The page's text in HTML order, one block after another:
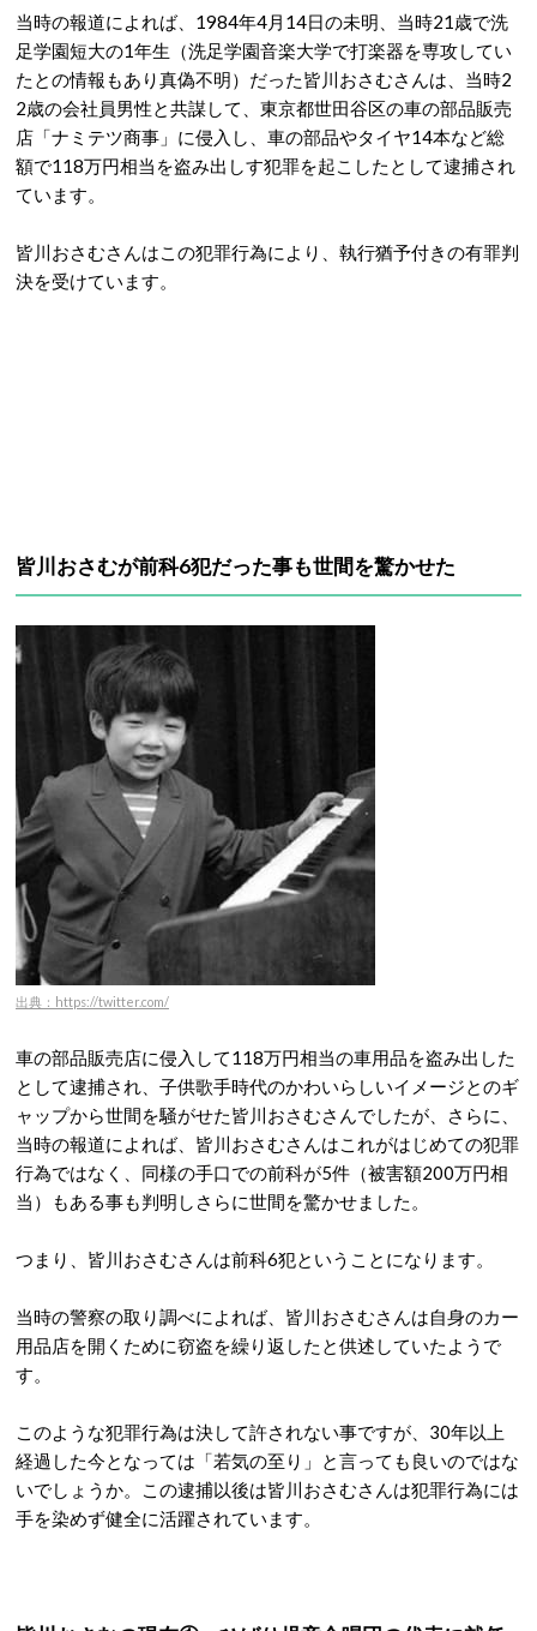
当時の報道によれば、1984年4月14日の未明、当時21歳で洗
足学園短大の1年生（洗足学園音楽大学で打楽器を専攻してい
たとの情報もあり真偽不明）だった皆川おさむさんは、当時2
2歳の会社員男性と共謀して、東京都世田谷区の車の部品販売
店「ナミテツ商事」に侵入し、車の部品やタイヤ14本など総
額で118万円相当を盗み出しす犯罪を起こしたとして逮捕され
ています。
皆川おさむさんはこの犯罪行為により、執行猶予付きの有罪判
決を受けています。
皆川おさむが前科6犯だった事も世間を驚かせた
出典：https://twitter.com/
車の部品販売店に侵入して118万円相当の車用品を盗み出した
として逮捕され、子供歌手時代のかわいらしいイメージとのギ
ャップから世間を騒がせた皆川おさむさんでしたが、さらに、
当時の報道によれば、皆川おさむさんはこれがはじめての犯罪
行為ではなく、同様の手口での前科が5件（被害額200万円相
当）もある事も判明しさらに世間を驚かせました。
つまり、皆川おさむさんは前科6犯ということになります。
当時の警察の取り調べによれば、皆川おさむさんは自身のカー
用品店を開くために窃盗を繰り返したと供述していたようで
す。
このような犯罪行為は決して許されない事ですが、30年以上
経過した今となっては「若気の至り」と言っても良いのではな
いでしょうか。この逮捕以後は皆川おさむさんは犯罪行為には
手を染めず健全に活躍されています。